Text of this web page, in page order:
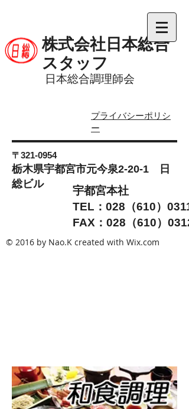
株式会社日本総合
スタッフ
日本総合調理師会
プライバシーポリシ
ー
〒321-0954
栃木県宇都宮市元今泉2-20-1 日
総ビル
宇都宮本社
TEL：028（610）
FAX：028（610）0312
© 2016 by Nao.K created with Wix.com